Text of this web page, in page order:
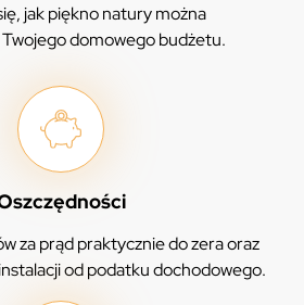
jak piękno natury można
domowego budżetu.
za prąd praktycznie do zera oraz
od podatku dochodowego.